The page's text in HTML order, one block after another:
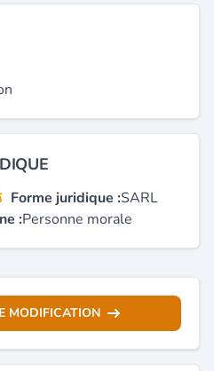
Forme juridique :SARL
:Personne morale
MODIFICATION